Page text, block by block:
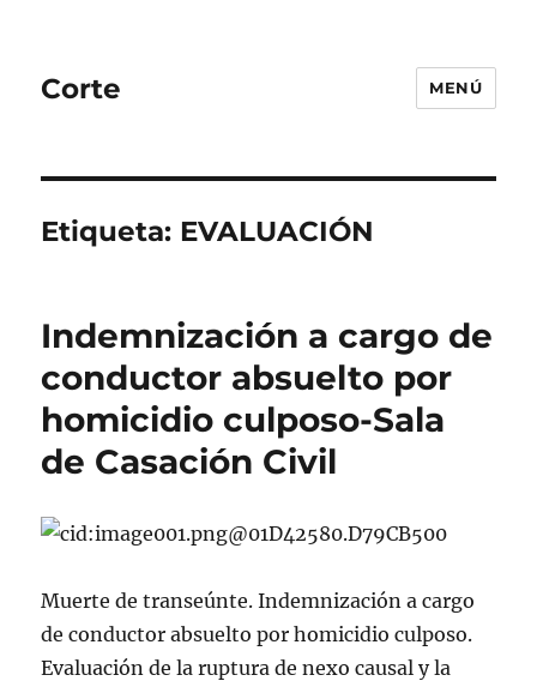
Corte MENÚ
Etiqueta: EVALUACIÓN
Indemnización a cargo de
conductor absuelto por
homicidio culposo-Sala
de Casación Civil
Muerte de transeúnte. Indemnización a cargo
de conductor absuelto por homicidio culposo.
Evaluación de la ruptura de nexo causal y la